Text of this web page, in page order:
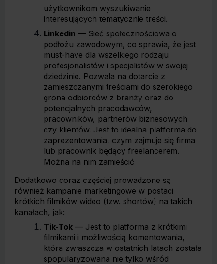
użytkownikom wyszukiwanie
interesujących tematycznie treści.
Linkedin — Sieć społecznościowa o
podłożu zawodowym, co sprawia, że jest
must-have dla wszelkiego rodzaju
profesjonalistów i specjalistów w swojej
dziedzinie. Pozwala na dotarcie z
zamieszczanymi treściami do szerokiego
grona odbiorców z branży oraz do
potencjalnych pracodawców,
pracowników, partnerów biznesowych
czy klientów. Jest to idealna platforma do
zaprezentowania, czym zajmuje się firma
lub pracownik będący freelancerem.
Można na nim zamieścić
Dodatkowo coraz częściej prowadzone są
również kampanie marketingowe w postaci
krótkich filmików wideo (tzw. shortów) na takich
kanałach, jak:
Tik-Tok — Jest to platforma z krótkimi
filmikami i możliwością komentowania,
która zwłaszcza w ostatnich latach została
spopularyzowana nie tylko wśród